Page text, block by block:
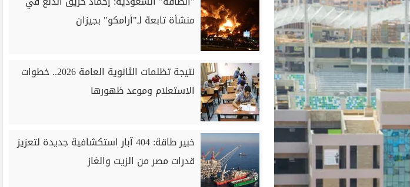
منشأة تابعة لـ"أرامكو" بجيزان
نتيجة تظلمات الثانوية العامة 2026.. خطوات
الاستعلام وموعد ظهورها
خبير طاقة: 404 آبار استكشافية جديدة لتعزيز
قدرات مصر من الزيت والغاز